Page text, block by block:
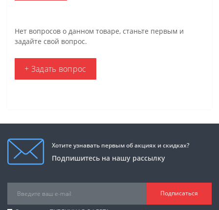
Нет вопросов о данном товаре, станьте первым и
задайте свой вопрос.
+ Задать вопрос
Хотите узнавать первым об акциях и скидках?
Подпишитесь на нашу рассылку
Подписаться